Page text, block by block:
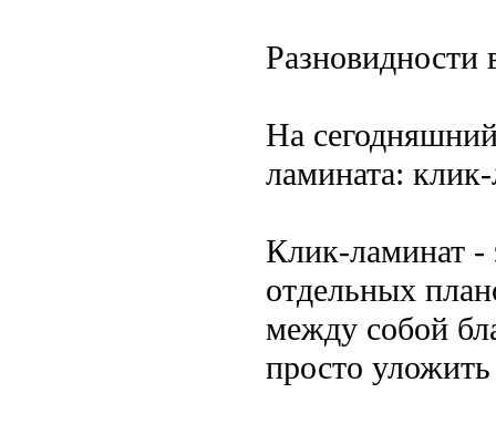
Разновидности
На
ламината:
Клик-ламинат -
отдельных
между собой
просто